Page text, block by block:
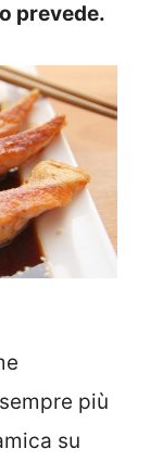
prevede.
più
su